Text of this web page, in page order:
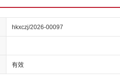
hkxczj/2026-00097
有效